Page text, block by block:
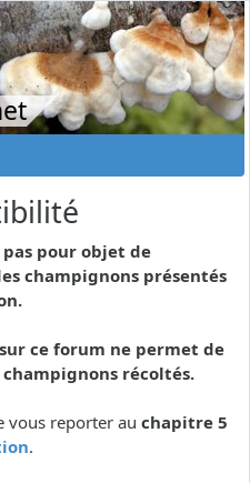
pour objet de
champignons présentés
ce forum ne permet de
récoltés.
vous reporter au chapitre 5
.